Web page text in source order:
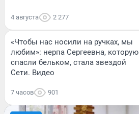
4 августа 2 277
«Чтобы нас носили на ручках, мы
любим»: нерпа Сергеевна, которую
спасли бельком, стала звездой
Сети. Видео
7 часов 901